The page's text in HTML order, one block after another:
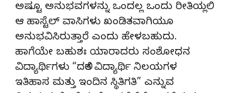
ಅಷ್ಟೂ ಅನುಭವಗಳನ್ನು ಒಂದಲ್ಲ ಒಂದು ರೀತಿಯಲ್ಲಿ
ಆ ಹಾಸ್ಟೆಲ್ ವಾಸಿಗಳು ಖಂಡಿತವಾಗಿಯೂ
ಅನುಭವಿಸಿರುತ್ತಾರೆ ಎಂದು ಹೇಳಬಹುದು.
ಹಾಗೆಯೇ ಬಹುಶಃ ಯಾರಾದರು ಸಂಶೋಧನ
ವಿದ್ಯಾರ್ಥಿಗಳು “ದಲಿತ ವಿದ್ಯಾರ್ಥಿ ನಿಲಯಗಳ
ಇತಿಹಾಸ ಮತ್ತು ಇಂದಿನ ಸ್ಥಿತಿಗತಿ” ಎನ್ನುವ